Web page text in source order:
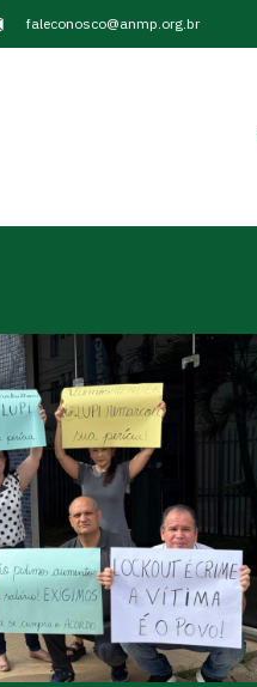
faleconosco@anmp.org.br